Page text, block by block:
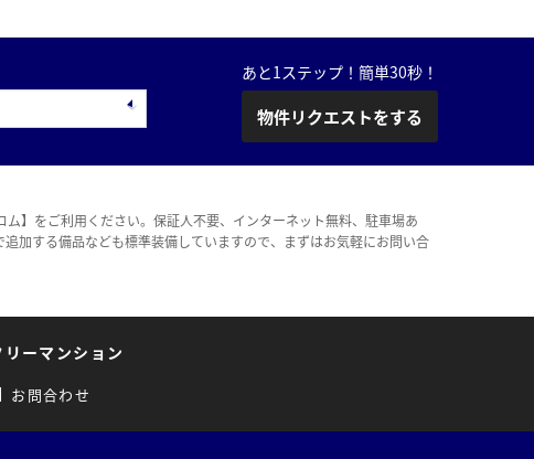
あと1ステップ！簡単30秒！
物件リクエストをする
】をご利用ください。保証人不要、インターネット無料、駐車場あ
加する備品なども標準装備していますので、まずはお気軽にお問い合
ーマンション
お問合わせ